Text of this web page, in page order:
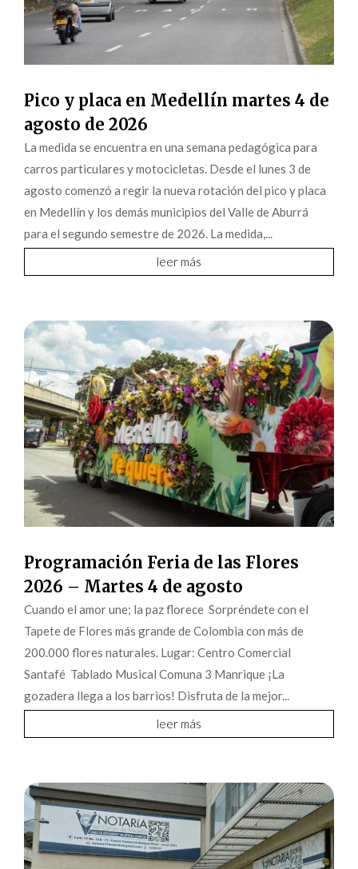
Pico y placa en Medellín martes 4 de
agosto de 2026
La medida se encuentra en una semana pedagógica para
carros particulares y motocicletas. Desde el lunes 3 de
agosto comenzó a regir la nueva rotación del pico y placa
en Medellín y los demás municipios del Valle de Aburrá
para el segundo semestre de 2026. La medida,...
leer más
Programación Feria de las Flores
2026 – Martes 4 de agosto
Cuando el amor une; la paz florece Sorpréndete con el
Tapete de Flores más grande de Colombia con más de
200.000 flores naturales. Lugar: Centro Comercial
Santafé Tablado Musical Comuna 3 Manrique ¡La
gozadera llega a los barrios! Disfruta de la mejor...
leer más